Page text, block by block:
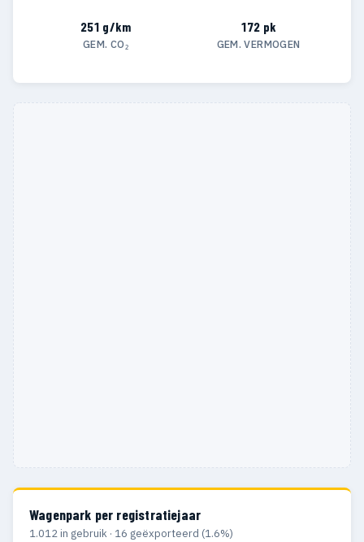
251 g/km
GEM. CO₂
172 pk
GEM. VERMOGEN
Wagenpark per registratiejaar
1.012 in gebruik · 16 geëxporteerd (1.6%)